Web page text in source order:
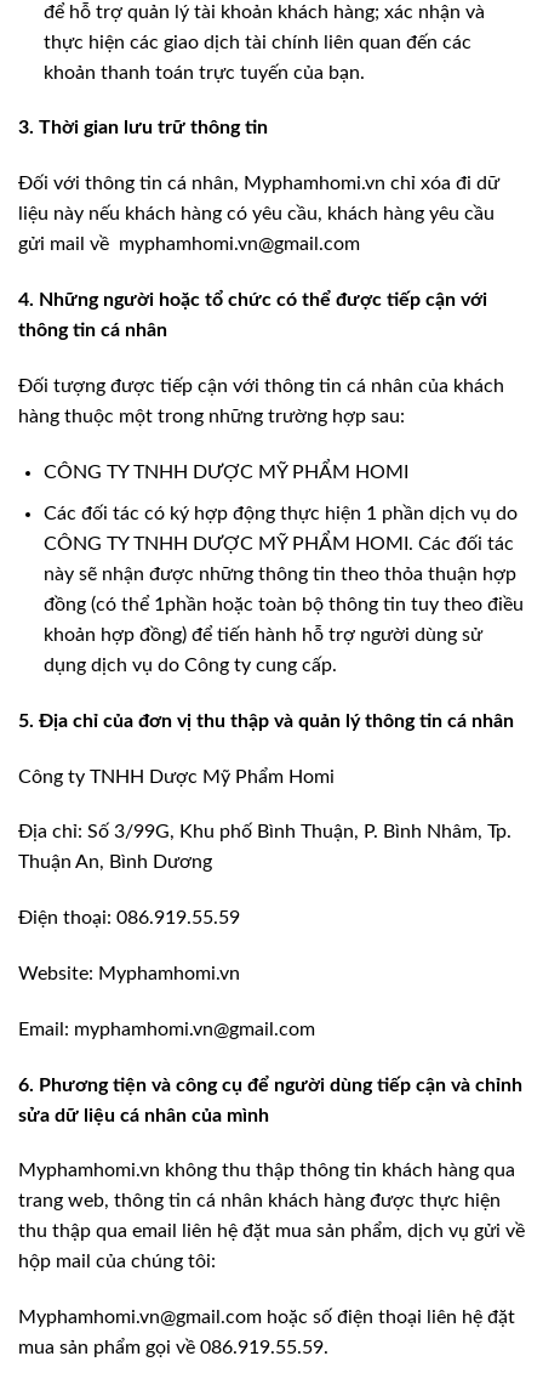
để hỗ trợ quản lý tài khoản khách hàng; xác nhận và
thực hiện các giao dịch tài chính liên quan đến các
khoản thanh toán trực tuyến của bạn.
3. Thời gian lưu trữ thông tin
Đối với thông tin cá nhân, Myphamhomi.vn chỉ xóa đi dữ
liệu này nếu khách hàng có yêu cầu, khách hàng yêu cầu
gửi mail về myphamhomi.vn@gmail.com
4. Những người hoặc tổ chức có thể được tiếp cận với
thông tin cá nhân
Đối tượng được tiếp cận với thông tin cá nhân của khách
hàng thuộc một trong những trường hợp sau:
CÔNG TY TNHH DƯỢC MỸ PHẨM HOMI
Các đối tác có ký hợp động thực hiện 1 phần dịch vụ do
CÔNG TY TNHH DƯỢC MỸ PHẨM HOMI. Các đối tác
này sẽ nhận được những thông tin theo thỏa thuận hợp
đồng (có thể 1phần hoặc toàn bộ thông tin tuy theo điều
khoản hợp đồng) để tiến hành hỗ trợ người dùng sử
dụng dịch vụ do Công ty cung cấp.
5. Địa chỉ của đơn vị thu thập và quản lý thông tin cá nhân
Công ty TNHH Dược Mỹ Phẩm Homi
Địa chỉ: Số 3/99G, Khu phố Bình Thuận, P. Bình Nhâm, Tp.
Thuận An, Bình Dương
Điện thoại: 086.919.55.59
Website: Myphamhomi.vn
Email: myphamhomi.vn@gmail.com
6. Phương tiện và công cụ để người dùng tiếp cận và chỉnh
sửa dữ liệu cá nhân của mình
Myphamhomi.vn không thu thập thông tin khách hàng qua
trang web, thông tin cá nhân khách hàng được thực hiện
thu thập qua email liên hệ đặt mua sản phẩm, dịch vụ gửi về
hộp mail của chúng tôi:
Myphamhomi.vn@gmail.com hoặc số điện thoại liên hệ đặt
mua sản phẩm gọi về 086.919.55.59.